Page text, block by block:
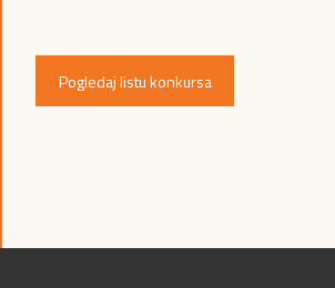
Pogledaj listu konkursa